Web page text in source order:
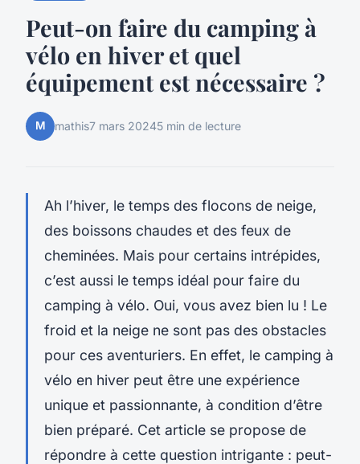
Peut-on faire du camping à
vélo en hiver et quel
équipement est nécessaire ?
M mathis7 mars 20245 min de lecture
Ah l’hiver, le temps des flocons de neige,
des boissons chaudes et des feux de
cheminées. Mais pour certains intrépides,
c’est aussi le temps idéal pour faire du
camping à vélo. Oui, vous avez bien lu ! Le
froid et la neige ne sont pas des obstacles
pour ces aventuriers. En effet, le camping à
vélo en hiver peut être une expérience
unique et passionnante, à condition d’être
bien préparé. Cet article se propose de
répondre à cette question intrigante : peut-